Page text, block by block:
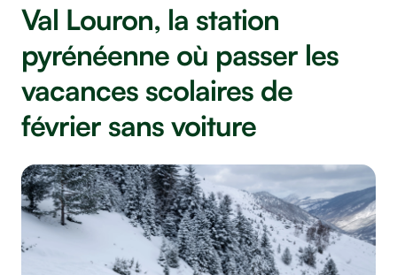
Val Louron, la station
pyrénéenne où passer les
vacances scolaires de
février sans voiture